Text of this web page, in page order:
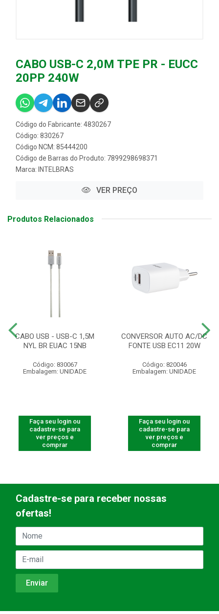
CABO USB-C 2,0M TPE PR - EUCC
20PP 240W
Código do Fabricante: 4830267
Código: 830267
Código NCM: 85444200
Código de Barras do Produto: 7899298698371
Marca: INTELBRAS
VER PREÇO
Produtos Relacionados
CABO USB - USB-C 1,5M
NYL BR EUAC 15NB
Código: 830067
Embalagem: UNIDADE
Faça seu login ou
cadastre-se para
ver preços e
comprar
CONVERSOR AUTO AC/DC
FONTE USB EC11 20W
Código: 820046
Embalagem: UNIDADE
Faça seu login ou
cadastre-se para
ver preços e
comprar
Cadastre-se para receber nossas
ofertas!